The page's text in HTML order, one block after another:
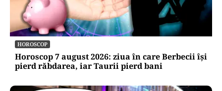
HOROSCOP
Horoscop 7 august 2026: ziua în care Berbecii își
pierd răbdarea, iar Taurii pierd bani